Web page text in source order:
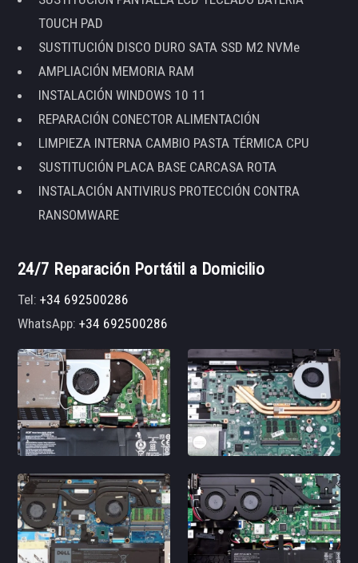
TOUCH PAD
SUSTITUCIÓN DISCO DURO SATA SSD M2 NVMe
AMPLIACIÓN MEMORIA RAM
INSTALACIÓN WINDOWS 10 11
REPARACIÓN CONECTOR ALIMENTACIÓN
LIMPIEZA INTERNA CAMBIO PASTA TÉRMICA CPU
SUSTITUCIÓN PLACA BASE CARCASA ROTA
INSTALACIÓN ANTIVIRUS PROTECCIÓN CONTRA
RANSOMWARE
24/7 Reparación Portátil a Domicilio
Tel:+34 692500286
WhatsApp:+34 692500286